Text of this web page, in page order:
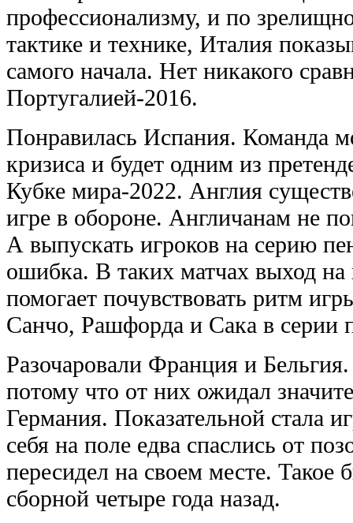
профессионализму, и по
тактике и технике, Италия
самого начала. Нет никакого
Португалией-2016.
Понравилась Испания. Команда
кризиса и будет одним из
Кубке мира-2022. Англия
игре в обороне. Англичанам не
А выпускать игроков на серию
ошибка. В таких матчах выход
помогает почувствовать ритм
Санчо, Рашфорда и Сака в серии
Разочаровали Франция и
потому что от них ожидал
Германия. Показательной стала
себя на поле едва спаслись от
пересидел на своем месте.
сборной четыре года назад.